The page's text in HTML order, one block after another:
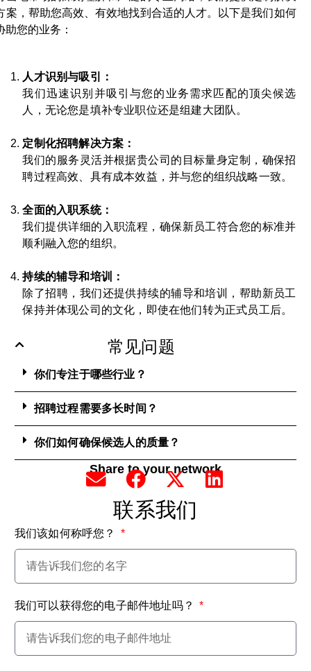
案，帮助您高效、有效地找到合适的人才。以下是我们如何
助您的业务：
人才识别与吸引：
我们迅速识别并吸引与您的业务需求匹配的顶尖候选
人，无论您是填补专业职位还是组建大团队。
定制化招聘解决方案：
我们的服务灵活并根据贵公司的目标量身定制，确保招
聘过程高效、具有成本效益，并与您的组织战略一致。
全面的入职系统：
我们提供详细的入职流程，确保新员工符合您的标准并
顺利融入您的组织。
持续的辅导和培训：
除了招聘，我们还提供持续的辅导和培训，帮助新员工
保持并体现公司的文化，即使在他们转为正式员工后。
常见问题
你们专注于哪些行业？
招聘过程需要多长时间？
你们如何确保候选人的质量？
Share to your network
联系我们
我们该如何称呼您？
我们可以获得您的电子邮件地址吗？